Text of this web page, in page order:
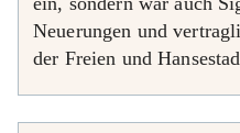
Neuerungen und
der Freien und